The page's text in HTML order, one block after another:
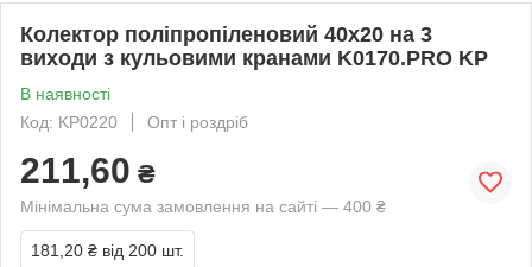
Колектор поліпропіленовий 40х20 на 3
виходи з кульовими кранами K0170.PRO KP
В наявності
Код: KP0220
Опт і роздріб
211,60 ₴
Мінімальна сума замовлення на сайті — 400 ₴
181,20 ₴ від 200 шт.